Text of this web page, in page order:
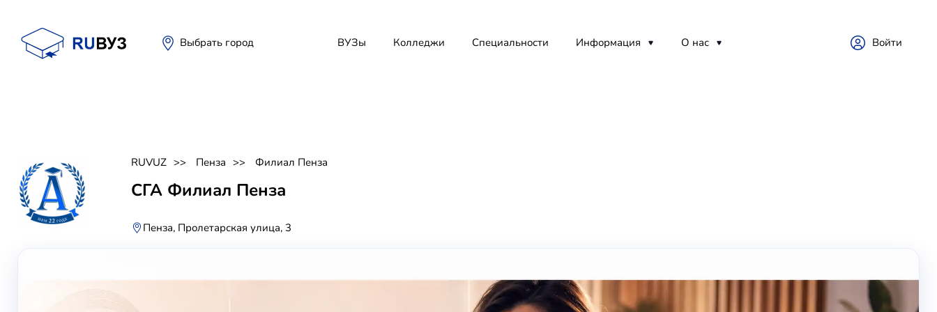
Выбрать город ВУЗы Колледжи Специальности Информация О нас Войти
RUVUZ Пенза Филиал Пенза
СГА Филиал Пенза
Пенза, Пролетарская улица, 3